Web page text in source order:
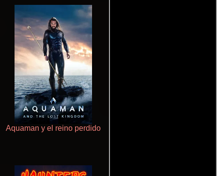
Aquaman y el reino perdido